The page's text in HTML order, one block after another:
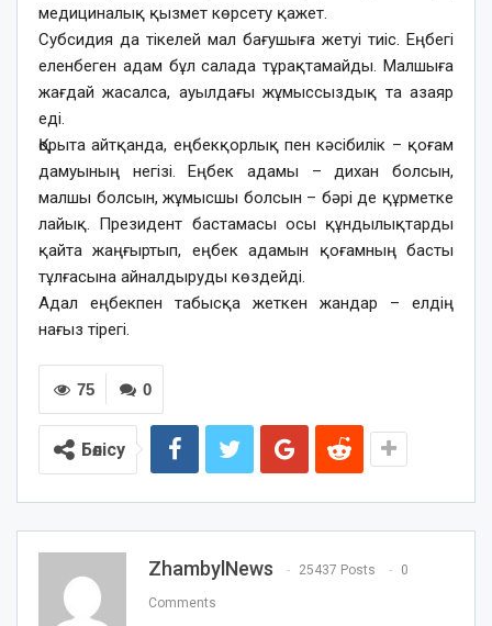
медициналық қызмет көрсету қажет.
Субсидия да тікелей мал бағушыға жетуі тиіс. Еңбегі
еленбеген адам бұл салада тұрақтамайды. Малшыға
жағдай жасалса, ауылдағы жұмыссыздық та азаяр
еді.
Қорыта айтқанда, еңбекқорлық пен кәсібилік – қоғам
дамуының негізі. Еңбек адамы – дихан болсын,
малшы болсын, жұмысшы болсын – бәрі де құрметке
лайық. Президент бастамасы осы құндылықтарды
қайта жаңғыртып, еңбек адамын қоғамның басты
тұлғасына айналдыруды көздейді.
Адал еңбекпен табысқа жеткен жандар – елдің
нағыз тірегі.
0
75
Бөлісу
ZhambylNews 25437 Posts 0
Comments